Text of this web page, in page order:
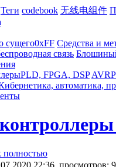
Теги codebook 无线电组件
сущего0xFF Средства и
связь
PLD, FPGA, DSP AVR
автоматика,
полностью
22:36, просмотров: